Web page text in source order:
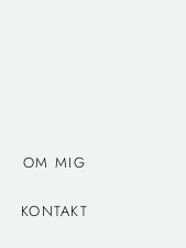
OM MIG
KONTAKT